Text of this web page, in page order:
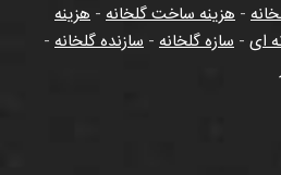
- هزینه ساخت گلخانه - هزینه
ای - سازه گلخانه - سازنده گلخانه -